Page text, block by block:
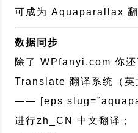
可成为 Aquaparallax 翻
数据同步
除了 WPfanyi.com 你
Translate 翻译系统（英
—— [eps
进行zh_CN
中文翻译；